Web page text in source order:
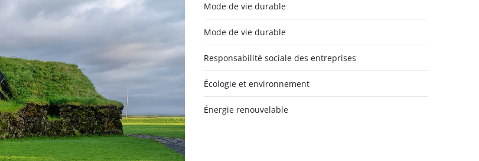
Mode de vie durable
Mode de vie durable
Responsabilité sociale des entreprises
Écologie et environnement
Énergie renouvelable